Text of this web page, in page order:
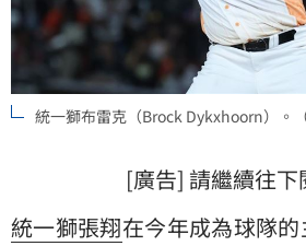
統一獅布雷克（Brock Dykxhoorn）。
[廣告] 請繼續往
統一獅張翔在今年成為球隊